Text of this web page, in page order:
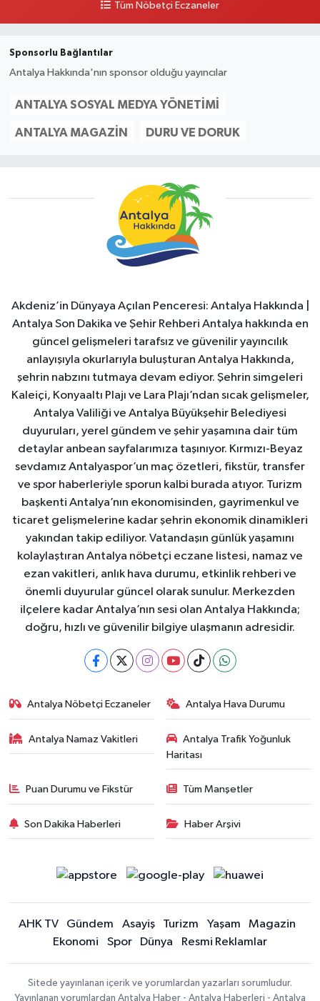
Tüm Nöbetçi Eczaneler
Sponsorlu Bağlantılar
Antalya Hakkında'nın sponsor olduğu yayıncılar
ANTALYA SOSYAL MEDYA YÖNETIMI
ANTALYA MAGAZIN DURU VE DORUK
Akdeniz’in Dünyaya Açılan Penceresi: Antalya Hakkında |
Antalya Son Dakika ve Şehir Rehberi Antalya hakkında en
güncel gelişmeleri tarafsız ve güvenilir yayıncılık
anlayışıyla okurlarıyla buluşturan Antalya Hakkında,
şehrin nabzını tutmaya devam ediyor. Şehrin simgeleri
Kaleiçi, Konyaaltı Plajı ve Lara Plajı’ndan sıcak gelişmeler,
Antalya Valiliği ve Antalya Büyükşehir Belediyesi
duyuruları, yerel gündem ve şehir yaşamına dair tüm
detaylar anbean sayfalarımıza taşınıyor. Kırmızı-Beyaz
sevdamız Antalyaspor’un maç özetleri, fikstür, transfer
ve spor haberleriyle sporun kalbi burada atıyor. Turizm
başkenti Antalya’nın ekonomisinden, gayrimenkul ve
ticaret gelişmelerine kadar şehrin ekonomik dinamikleri
yakından takip ediliyor. Vatandaşın günlük yaşamını
kolaylaştıran Antalya nöbetçi eczane listesi, namaz ve
ezan vakitleri, anlık hava durumu, etkinlik rehberi ve
önemli duyurular güncel olarak sunulur. Merkezden
ilçelere kadar Antalya’nın sesi olan Antalya Hakkında;
doğru, hızlı ve güvenilir bilgiye ulaşmanın adresidir.
Antalya Nöbetçi Eczaneler Antalya Hava Durumu
Antalya Namaz Vakitleri
Antalya Trafik Yoğunluk
Haritası
Puan Durumu ve Fikstür Tüm Manşetler
Son Dakika Haberleri Haber Arşivi
AHK TV Gündem Asayiş Turizm Yaşam
Magazin
Ekonomi
Spor Dünya Resmi Reklamlar
Sitede yayınlanan içerik ve yorumlardan yazarları sorumludur.
Yayınlanan yorumlardan Antalya Haber - Antalya Haberleri - Antalya